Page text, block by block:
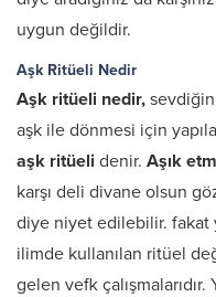
uygun değildir.
Aşk Ritüeli Nedir
Aşk ritüeli nedir,
aşk ile dönmesi için
aşk ritüeli denir. Aşık
karşı deli divane olsun
diye niyet edilebilir. fakat
ilimde kullanılan ritüel
gelen vefk